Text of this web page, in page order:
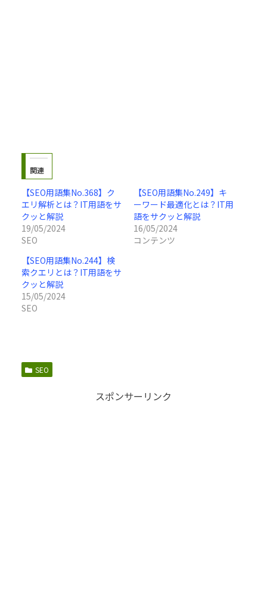
関連
【SEO用語集No.368】ク
エリ解析とは？IT用語をサ
クッと解説
19/05/2024
SEO
【SEO用語集No.249】キ
ーワード最適化とは？IT用
語をサクッと解説
16/05/2024
コンテンツ
【SEO用語集No.244】検
索クエリとは？IT用語をサ
クッと解説
15/05/2024
SEO
SEO
スポンサーリンク